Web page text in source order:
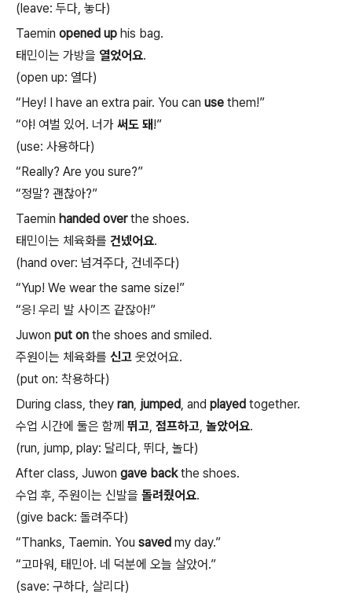
(leave: 두다, 놓다)
Taemin opened up his bag.
태민이는 가방을 열었어요.
(open up: 열다)
“Hey! I have an extra pair. You can use them!”
“야! 여벌 있어. 너가 써도 돼!”
(use: 사용하다)
“Really? Are you sure?”
“정말? 괜찮아?”
Taemin handed overthe shoes.
태민이는 체육화를 건넸어요.
(hand over: 넘겨주다, 건네주다)
“Yup! We wear the same size!”
“응! 우리 발 사이즈 같잖아!”
Juwon put on the shoes and smiled.
주원이는 체육화를 신고 웃었어요.
(put on: 착용하다)
During class, they ran, jumped, and played together.
수업 시간에 둘은 함께 뛰고, 점프하고, 놀았어요.
(run, jump, play: 달리다, 뛰다, 놀다)
After class, Juwon gave backthe shoes.
수업 후, 주원이는 신발을 돌려줬어요.
(give back: 돌려주다)
“Thanks, Taemin. You saved my day.”
“고마워, 태민아. 네 덕분에 오늘 살았어.”
(save: 구하다, 살리다)